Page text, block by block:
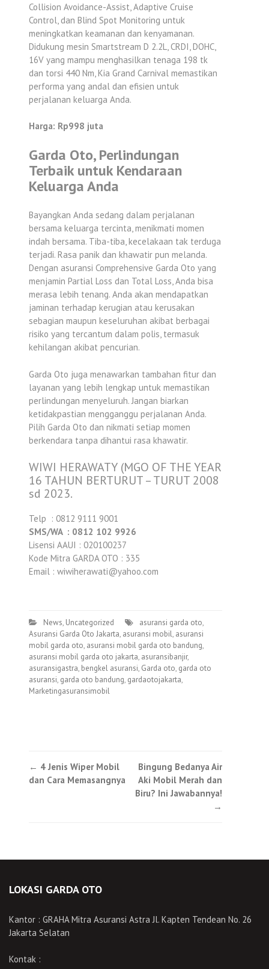
Collision Avoidance-Assist, Adaptive Cruise
Control, dan Blind Spot Monitoring untuk
meningkatkan keamanan dan kenyamanan.
Didukung mesin Smartstream D 2.2L, CRDI, DOHC,
16V yang mampu menghasilkan tenaga 198 tk
dan torsi 440 Nm, Kia Grand Carnival memastikan
performa yang andal dan efisien untuk
perjalanan keluarga Anda.
Harga: Rp998 juta
Garda Oto, Perlindungan
Terbaik untuk Kendaraan
Keluarga Anda
Bayangkan Anda sedang dalam perjalanan
bersama keluarga tercinta, menikmati momen
indah bersama. Tiba-tiba, kecelakaan tak terduga
terjadi. Rasa panik dan khawatir pun melanda.
Dengan asuransi Comprehensive Garda Oto yang
menjamin Partial Loss dan Total Loss, Anda bisa
merasa lebih tenang. Anda akan mendapatkan
jaminan terhadap kerugian atau kerusakan
sebagian maupun keseluruhan akibat berbagai
risiko yang tercantum dalam polis, termasuk
kehilangan akibat pencurian.
Garda Oto juga menawarkan tambahan fitur dan
layanan yang lebih lengkap untuk memastikan
perlindungan menyeluruh. Jangan biarkan
ketidakpastian mengganggu perjalanan Anda.
Pilih Garda Oto dan nikmati setiap momen
berkendara tanpa dihantui rasa khawatir.
WIWI HERAWATY (MGO OF THE YEAR
16 TAHUN BERTURUT – TURUT 2008
sd 2023.
Telp : 0812 9111 9001
SMS/WA : 0812 102 9926
Lisensi AAUI : 020100237
Kode Mitra GARDA OTO : 335
Email : wiwiherawati@yahoo.com
News, Uncategorized asuransi garda oto,
Asuransi Garda Oto Jakarta, asuransi mobil, asuransi
mobil garda oto, asuransi mobil garda oto bandung,
asuransi mobil garda oto jakarta, asuransibanjir,
asuransigastra, bengkel asuransi, Garda oto, garda oto
asuransi, garda oto bandung, gardaotojakarta,
Marketingasuransimobil
Post
navigation
← 4 Jenis Wiper Mobil
dan Cara Memasangnya
Bingung Bedanya Air
Aki Mobil Merah dan
Biru? Ini Jawabannya!
→
LOKASI GARDA OTO
Kantor : GRAHA Mitra Asuransi Astra Jl. Kapten Tendean No. 26
Jakarta Selatan
Kontak :